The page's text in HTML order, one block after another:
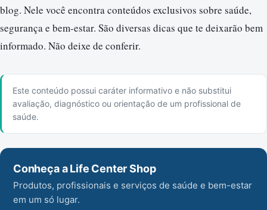
blog. Nele você encontra conteúdos exclusivos sobre saúde,
segurança e bem-estar. São diversas dicas que te deixarão bem
informado. Não deixe de conferir.
Este conteúdo possui caráter informativo e não substitui
avaliação, diagnóstico ou orientação de um profissional de
saúde.
Conheça a Life Center Shop
Produtos, profissionais e serviços de saúde e bem-estar
em um só lugar.